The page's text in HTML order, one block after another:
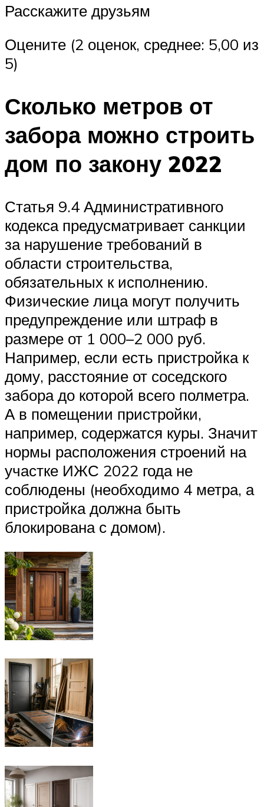
Расскажите друзьям
Оцените (2 оценок, среднее: 5,00 из
5)
Сколько метров от
забора можно строить
дом по закону 2022
Статья 9.4 Административного
кодекса предусматривает санкции
за нарушение требований в
области строительства,
обязательных к исполнению.
Физические лица могут получить
предупреждение или штраф в
размере от 1 000–2 000 руб.
Например, если есть пристройка к
дому, расстояние от соседского
забора до которой всего полметра.
А в помещении пристройки,
например, содержатся куры. Значит
нормы расположения строений на
участке ИЖС 2022 года не
соблюдены (необходимо 4 метра, а
пристройка должна быть
блокирована с домом).